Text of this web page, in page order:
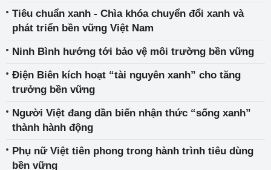
Tiêu chuẩn xanh - Chìa khóa chuyển đổi xanh và
phát triển bền vững Việt Nam
Ninh Bình hướng tới bảo vệ môi trường bền vững
Điện Biên kích hoạt “tài nguyên xanh” cho tăng
trưởng bền vững
Người Việt đang dần biến nhận thức “sống xanh”
thành hành động
Phụ nữ Việt tiên phong trong hành trình tiêu dùng
bền vững